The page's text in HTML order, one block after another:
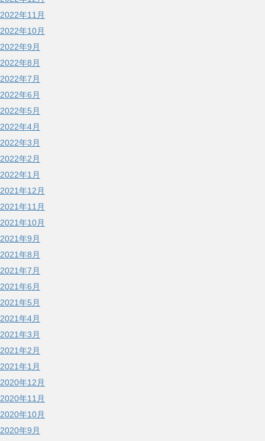
2022年11月
2022年10月
2022年9月
2022年8月
2022年7月
2022年6月
2022年5月
2022年4月
2022年3月
2022年2月
2022年1月
2021年12月
2021年11月
2021年10月
2021年9月
2021年8月
2021年7月
2021年6月
2021年5月
2021年4月
2021年3月
2021年2月
2021年1月
2020年12月
2020年11月
2020年10月
2020年9月